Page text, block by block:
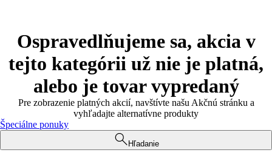
Ospravedlňujeme sa, akcia v
tejto kategórii už nie je platná,
alebo je tovar vypredaný
Pre zobrazenie platných akcií, navštívte našu Akčnú stránku a
vyhľadajte alternatívne produkty
Špeciálne ponuky
Hľadanie